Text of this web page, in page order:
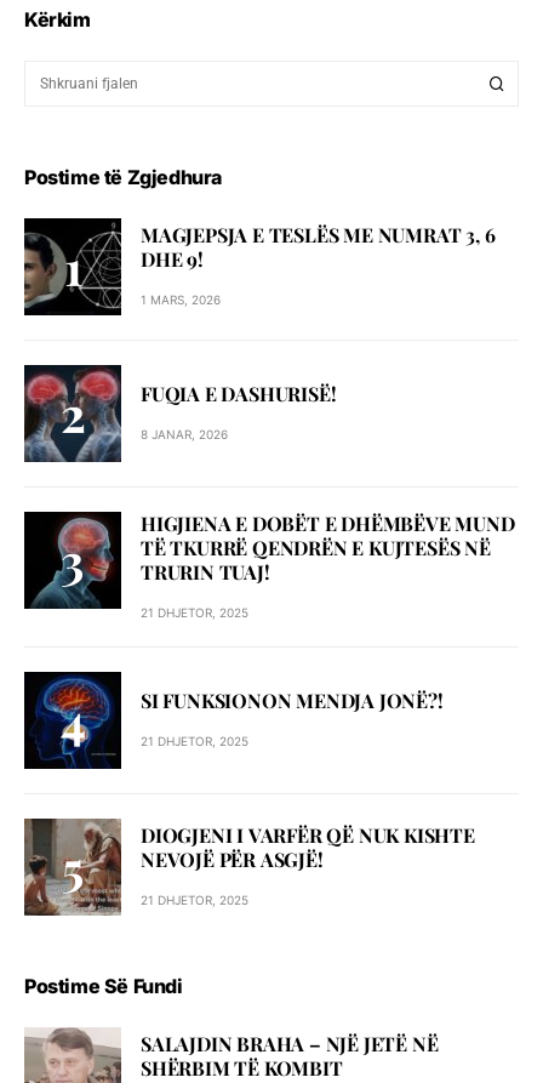
Kërkim
Postime të Zgjedhura
MAGJEPSJA E TESLËS ME NUMRAT 3, 6
DHE 9!
1 MARS, 2026
FUQIA E DASHURISË!
8 JANAR, 2026
HIGJIENA E DOBËT E DHËMBËVE MUND
TË TKURRË QENDRËN E KUJTESËS NË
TRURIN TUAJ!
21 DHJETOR, 2025
SI FUNKSIONON MENDJA JONË?!
21 DHJETOR, 2025
DIOGJENI I VARFËR QË NUK KISHTE
NEVOJË PËR ASGJË!
21 DHJETOR, 2025
Postime Së Fundi
SALAJDIN BRAHA – NJЁ JETЁ NЁ
SHЁRBIM TЁ KOMBIT